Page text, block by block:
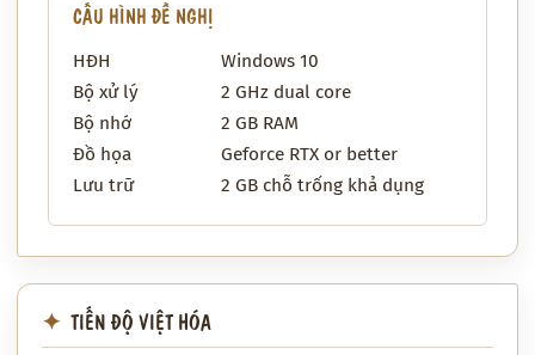
CẤU HÌNH ĐỀ NGHỊ
HĐH
Windows 10
Bộ xử lý
2 GHz dual core
Bộ nhớ
2 GB RAM
Đồ họa
Geforce RTX or better
Lưu trữ
2 GB chỗ trống khả dụng
TIẾN ĐỘ VIỆT HÓA